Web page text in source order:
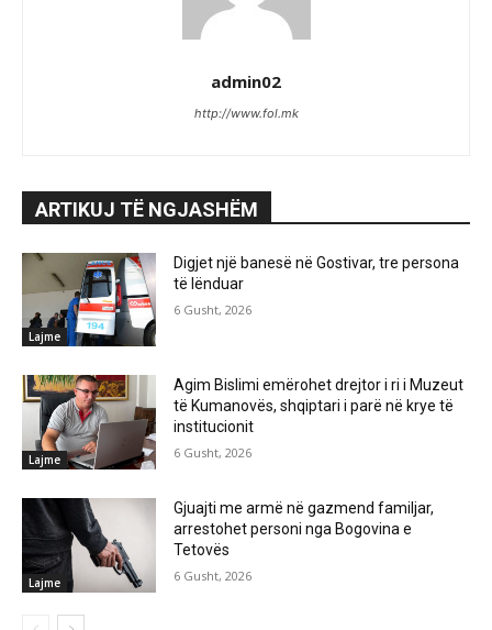
admin02
http://www.fol.mk
ARTIKUJ TË NGJASHËM
Lajme
Digjet një banesë në Gostivar, tre persona
të lënduar
6 Gusht, 2026
Lajme
Agim Bislimi emërohet drejtor i ri i Muzeut
të Kumanovës, shqiptari i parë në krye të
institucionit
6 Gusht, 2026
Lajme
Gjuajti me armë në gazmend familjar,
arrestohet personi nga Bogovina e
Tetovës
6 Gusht, 2026